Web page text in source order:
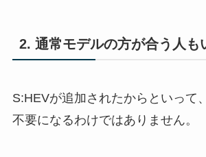
2. 通常モデルの方が合う人も
S:HEVが追加されたからといって
不要になるわけではありません。